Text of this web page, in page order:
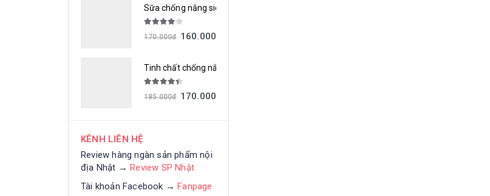
Sữa chống nắng siêu chống thấm nước Kose Suncut UV Perfect Milk Super Water Proof
out of 5
170.000đ 160.000
Tinh chất chống nắng siêu chống nước Kose Suncut UV Perfect Essence Super Water
out of 5
185.000đ 170.000
KÊNH LIÊN HỆ
Review hàng ngàn sản phẩm nội
địa Nhật →Review SP Nhật
Tài khoản Facebook →Fanpage